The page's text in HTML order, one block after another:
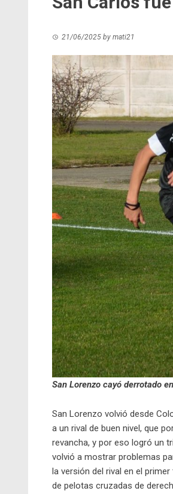
21/06/2025 by mati21
San Lorenzo cayó derrotado
San Lorenzo volvió desde
a un rival de buen nivel, que
revancha, y por eso logró un
volvió a mostrar problemas
la versión del rival en el
de pelotas cruzadas de